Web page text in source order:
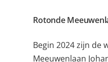
Rotonde
Begin 2024 zijn de
Meeuwenlaan